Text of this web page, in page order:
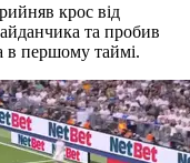
крос від
та пробив
в першому таймі.